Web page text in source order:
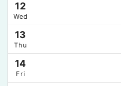
12
Wed
13
Thu
14
Fri